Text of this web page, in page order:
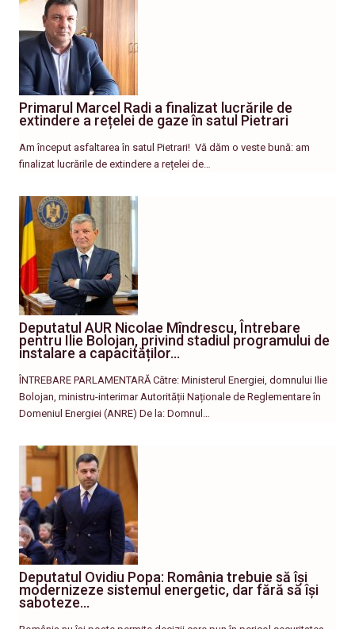
Primarul Marcel Radi a finalizat lucrările de
extindere a rețelei de gaze în satul Pietrari
Am început asfaltarea în satul Pietrari! ​ Vă dăm o veste bună: am
finalizat lucrările de extindere a rețelei de…
Deputatul AUR Nicolae Mîndrescu, Întrebare
pentru Ilie Bolojan, privind stadiul programului de
instalare a capacităților…
ÎNTREBARE PARLAMENTARĂ Către: Ministerul Energiei, domnului Ilie
Bolojan, ministru-interimar Autorității Naționale de Reglementare în
Domeniul Energiei (ANRE) De la: Domnul…
Deputatul Ovidiu Popa: România trebuie să își
modernizeze sistemul energetic, dar fără să își
saboteze…